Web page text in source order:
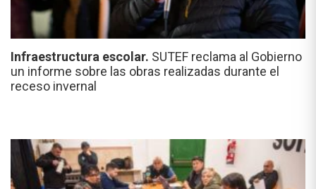
Infraestructura escolar. SUTEF reclama al Gobierno
un informe sobre las obras realizadas durante el
receso invernal